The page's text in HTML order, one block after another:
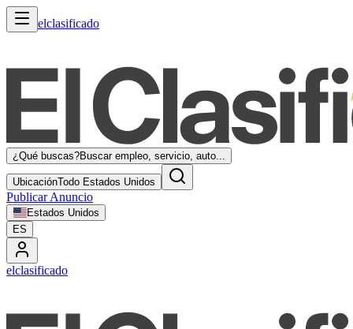
elclasificado
¿Qué buscas?Buscar empleo, servicio, auto...
UbicaciónTodo Estados Unidos
Publicar Anuncio
Estados Unidos
ES
elclasificado